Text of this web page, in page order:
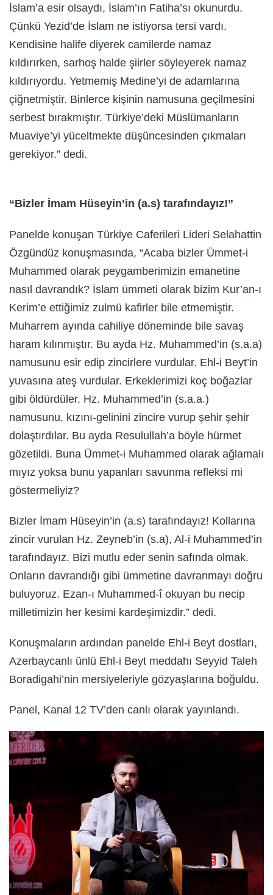
İslam’a esir olsaydı, İslam’ın Fatiha’sı okunurdu.
Çünkü Yezid’de İslam ne istiyorsa tersi vardı.
Kendisine halife diyerek camilerde namaz
kıldırırken, sarhoş halde şiirler söyleyerek namaz
kıldırıyordu. Yetmemiş Medine’yi de adamlarına
çiğnetmiştir. Binlerce kişinin namusuna geçilmesini
serbest bırakmıştır. Türkiye’deki Müslümanların
Muaviye’yi yüceltmekte düşüncesinden çıkmaları
gerekiyor.” dedi.
“Bizler İmam Hüseyin’in (a.s) tarafındayız!”
Panelde konuşan Türkiye Caferileri Lideri Selahattin
Özgündüz konuşmasında, “Acaba bizler Ümmet-i
Muhammed olarak peygamberimizin emanetine
nasıl davrandık? İslam ümmeti olarak bizim Kur’an-ı
Kerim’e ettiğimiz zulmü kafirler bile etmemiştir.
Muharrem ayında cahiliye döneminde bile savaş
haram kılınmıştır. Bu ayda Hz. Muhammed’in (s.a.a)
namusunu esir edip zincirlere vurdular. Ehl-i Beyt’in
yuvasına ateş vurdular. Erkeklerimizi koç boğazlar
gibi öldürdüler. Hz. Muhammed’in (s.a.a.)
namusunu, kızını-gelinini zincire vurup şehir şehir
dolaştırdılar. Bu ayda Resulullah’a böyle hürmet
gözetildi. Buna Ümmet-i Muhammed olarak ağlamalı
mıyız yoksa bunu yapanları savunma refleksi mi
göstermeliyiz?
Bizler İmam Hüseyin’in (a.s) tarafındayız! Kollarına
zincir vurulan Hz. Zeyneb’in (s.a), Al-i Muhammed’in
tarafındayız. Bizi mutlu eder senin safında olmak.
Onların davrandığı gibi ümmetine davranmayı doğru
buluyoruz. Ezan-ı Muhammed-î okuyan bu necip
milletimizin her kesimi kardeşimizdir.” dedi.
Konuşmaların ardından panelde Ehl-i Beyt dostları,
Azerbaycanlı ünlü Ehl-i Beyt meddahı Seyyid Taleh
Boradigahi’nin mersiyeleriyle gözyaşlarına boğuldu.
Panel, Kanal 12 TV’den canlı olarak yayınlandı.